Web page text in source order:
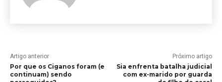
Artigo anterior
Por que os Ciganos foram (e
continuam) sendo
Próximo artigo
Sia enfrenta batalha judicial
com ex-marido por guarda